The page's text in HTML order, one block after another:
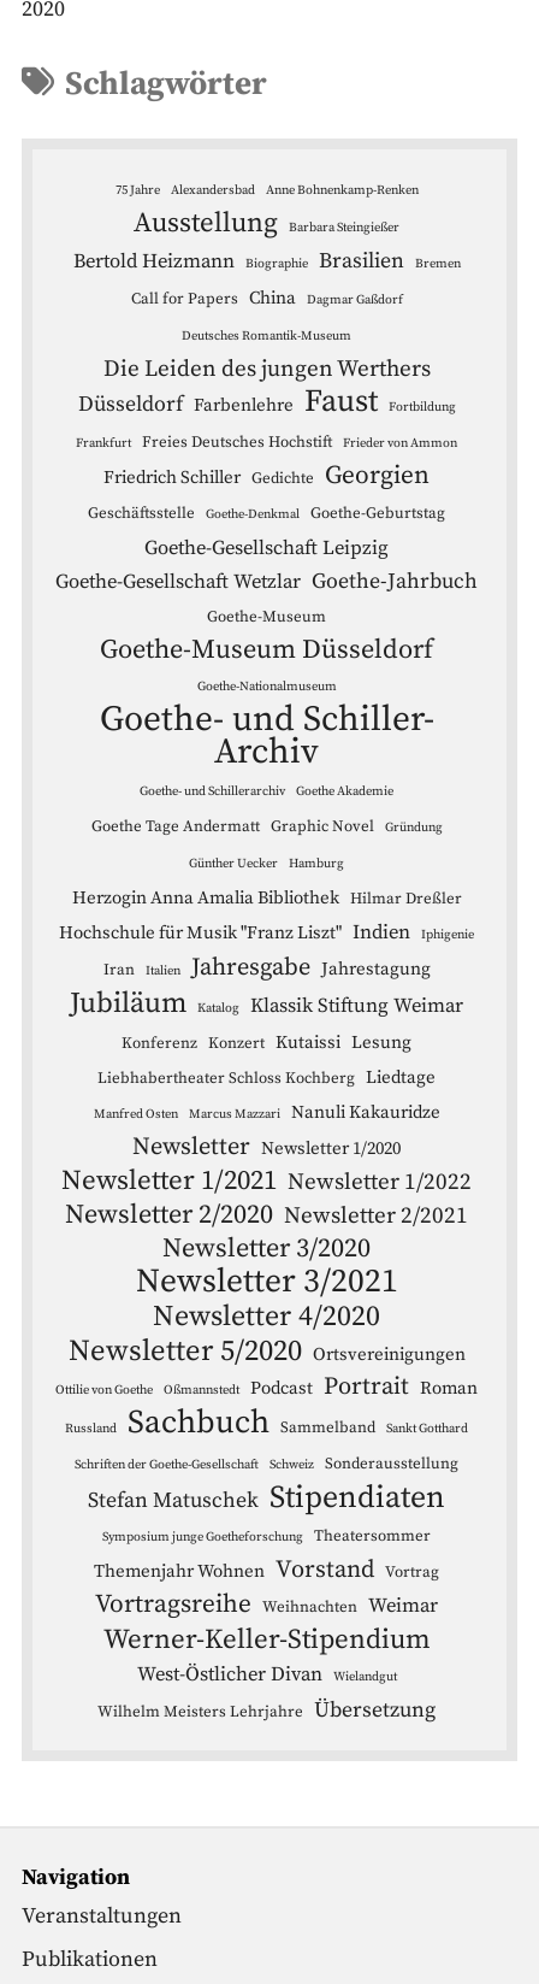
2020
Schlagwörter
75 Jahre Alexandersbad Anne Bohnenkamp-Renken
Ausstellung Barbara Steingießer
Bertold Heizmann Biographie Brasilien Bremen
Call for Papers China Dagmar Gaßdorf
Deutsches Romantik-Museum
Die Leiden des jungen Werthers
Düsseldorf Farbenlehre Faust Fortbildung
Frankfurt Freies Deutsches Hochstift Frieder von Ammon
Friedrich Schiller Gedichte Georgien
Geschäftsstelle Goethe-Denkmal Goethe-Geburtstag
Goethe-Gesellschaft Leipzig
Goethe-Gesellschaft Wetzlar Goethe-Jahrbuch
Goethe-Museum
Goethe-Museum Düsseldorf
Goethe-Nationalmuseum
Goethe- und Schiller-
Archiv
Goethe- und Schillerarchiv Goethe Akademie
Goethe Tage Andermatt Graphic Novel Gründung
Günther Uecker Hamburg
Herzogin Anna Amalia Bibliothek Hilmar Dreßler
Hochschule für Musik "Franz Liszt" Indien Iphigenie
Iran Italien Jahresgabe Jahrestagung
Jubiläum Katalog Klassik Stiftung Weimar
Konferenz Konzert Kutaissi Lesung
Liebhabertheater Schloss Kochberg Liedtage
Manfred Osten Marcus Mazzari Nanuli Kakauridze
Newsletter Newsletter 1/2020
Newsletter 1/2021 Newsletter 1/2022
Newsletter 2/2020 Newsletter 2/2021
Newsletter 3/2020
Newsletter 3/2021
Newsletter 4/2020
Newsletter 5/2020 Ortsvereinigungen
Ottilie von Goethe Oßmannstedt Podcast Portrait Roman
Russland Sachbuch Sammelband Sankt Gotthard
Schriften der Goethe-Gesellschaft Schweiz Sonderausstellung
Stefan Matuschek Stipendiaten
Symposium junge Goetheforschung Theatersommer
Themenjahr Wohnen Vorstand Vortrag
Vortragsreihe Weihnachten Weimar
Werner-Keller-Stipendium
West-Östlicher Divan Wielandgut
Wilhelm Meisters Lehrjahre Übersetzung
Navigation
Veranstaltungen
Publikationen